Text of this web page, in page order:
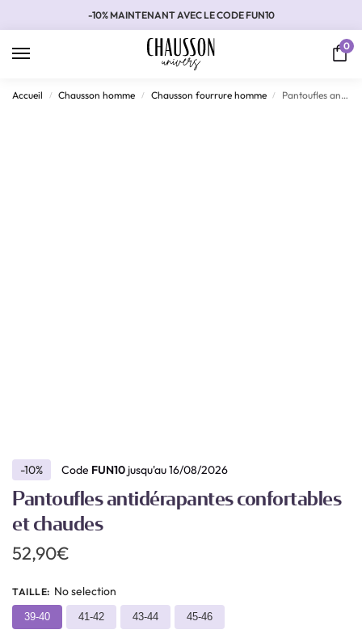
-10% MAINTENANT AVEC LE CODE FUN10
0
Accueil / Chausson homme / Chausson fourrure homme / Pantoufles antidérapantes confortables et chaudes
-10% Code FUN10 jusqu'au 16/08/2026
Pantoufles antidérapantes confortables
et chaudes
52,90€
TAILLE: No selection
39-40 41-42 43-44 45-46